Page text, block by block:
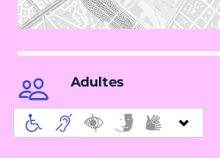
Adultes